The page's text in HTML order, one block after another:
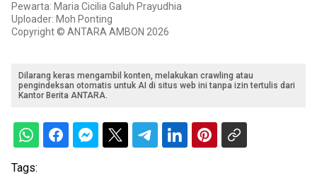
Pewarta: Maria Cicilia Galuh Prayudhia
Uploader: Moh Ponting
Copyright © ANTARA AMBON 2026
Dilarang keras mengambil konten, melakukan crawling atau
pengindeksan otomatis untuk AI di situs web ini tanpa izin tertulis dari
Kantor Berita ANTARA.
Tags: